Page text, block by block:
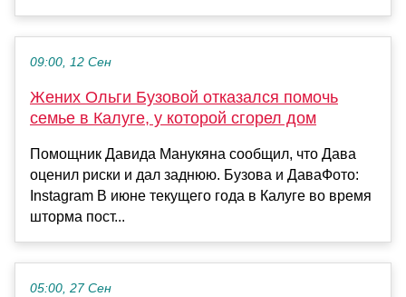
09:00, 12 Сен
Жених Ольги Бузовой отказался помочь
семье в Калуге, у которой сгорел дом
Помощник Давида Манукяна сообщил, что Дава
оценил риски и дал заднюю. Бузова и ДаваФото:
Instagram В июне текущего года в Калуге во время
шторма пост...
05:00, 27 Сен